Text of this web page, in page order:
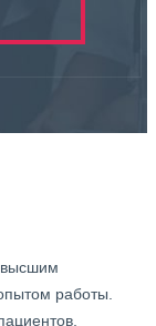
высшим
работы.